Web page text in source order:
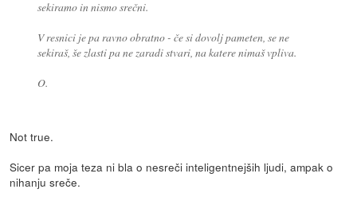
sekiramo in nismo srečni.
V resnici je pa ravno obratno - če si dovolj pameten, se ne
sekiraš, še zlasti pa ne zaradi stvari, na katere nimaš vpliva.
O.
Not true.
Sicer pa moja teza ni bla o nesreči inteligentnejših ljudi, ampak o
nihanju sreče.